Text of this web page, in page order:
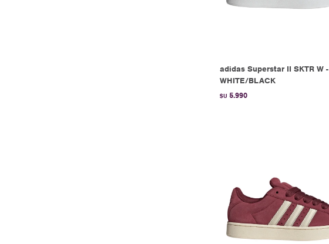
adidas Superstar II SKTR W -
WHITE/BLACK
$U 5.990